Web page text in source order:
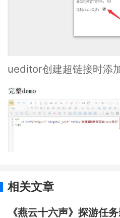
ueditor创建超链接时添
相关文章
《燕云十六声》探游任